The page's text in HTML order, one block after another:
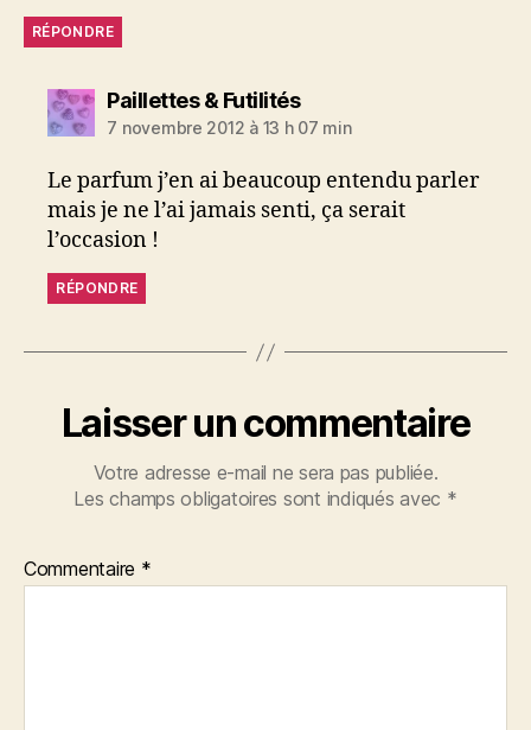
RÉPONDRE
Paillettes & Futilitésdit :
7 novembre 2012 à 13 h 07 min
Le parfum j’en ai beaucoup entendu parler
mais je ne l’ai jamais senti, ça serait
l’occasion !
RÉPONDRE
Laisser un commentaire
Votre adresse e-mail ne sera pas publiée.
Les champs obligatoires sont indiqués avec *
Commentaire *